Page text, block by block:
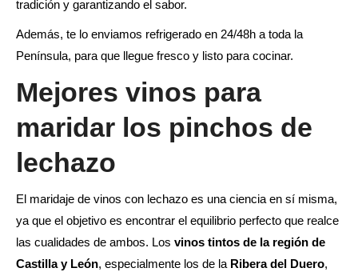
tradición y garantizando el sabor.
Además, te lo enviamos refrigerado en 24/48h a toda la
Península, para que llegue fresco y listo para cocinar.
Mejores vinos para
maridar los pinchos de
lechazo
El maridaje de vinos con lechazo es una ciencia en sí misma,
ya que el objetivo es encontrar el equilibrio perfecto que realce
las cualidades de ambos. Los vinos tintos de la región de
Castilla y León, especialmente los de la Ribera del Duero,